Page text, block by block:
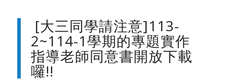
[大三同學請注意]113-
2~114-1學期的專題實作
指導老師同意書開放下載
囉!!